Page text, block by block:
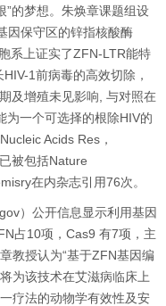
”的梦想。朱焕章课题组设
因保守区的锌指核酸酶
系上证实了ZFN-LTR能特
HIV-1前病毒的高效切除，
及增殖未见影响 与对照在
为一个可选择的根除HIV的
Nucleic Acids Res ，
被包括Nature
在内杂志引用76次。
）公开信息显示利用基因
占10项， Cas9 有7项，主
教授认为“基于ZFN基因编
为该技术在艾滋病临床上
疗法的动物学有效性及安